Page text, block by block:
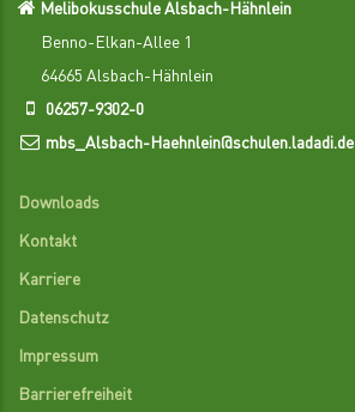
Melibokusschule Alsbach-Hähnlein
Benno-Elkan-Allee 1
64665 Alsbach-Hähnlein
06257-9302-0
mbs_Alsbach-Haehnlein@schulen.ladadi.de
Downloads
Kontakt
Karriere
Datenschutz
Impressum
Barrierefreiheit